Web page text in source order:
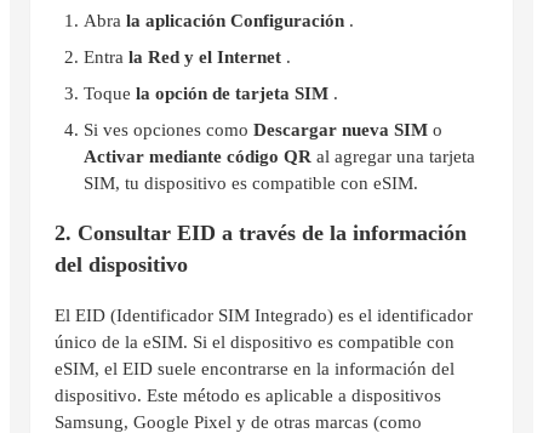
Abra la aplicación Configuración .
Entra la Red y el Internet .
Toque la opción de tarjeta SIM .
Si ves opciones como Descargar nueva SIM o
Activar mediante código QR al agregar una tarjeta
SIM, tu dispositivo es compatible con eSIM.
2. Consultar EID a través de la información
del dispositivo
El EID (Identificador SIM Integrado) es el identificador
único de la eSIM. Si el dispositivo es compatible con
eSIM, el EID suele encontrarse en la información del
dispositivo. Este método es aplicable a dispositivos
Samsung, Google Pixel y de otras marcas (como